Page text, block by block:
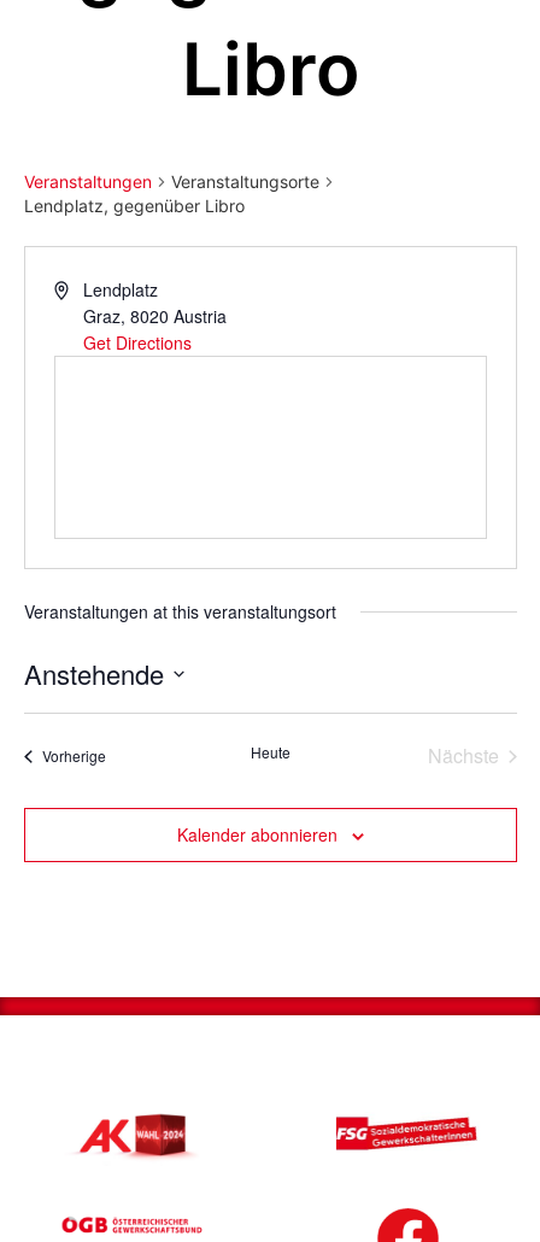
Libro
Veranstaltungen
Veranstaltungsorte
Lendplatz, gegenüber Libro
AddressLendplatz
Graz, 8020 Austria
Get Directions
Veranstaltungen at this veranstaltungsort
Anstehende
wählen.
VorherigeVeranstaltungen Heute Nächste
Kalender abonnieren